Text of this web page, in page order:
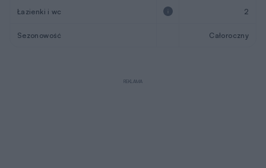
Łazienki i wc 2
Sezonowość Całoroczny
REKLAMA